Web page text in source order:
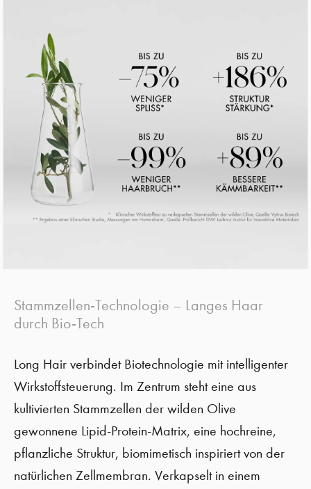
Stammzellen-Technologie – Langes Haar
durch Bio-Tech
Long Hair verbindet Biotechnologie mit intelligenter
Wirkstoffsteuerung. Im Zentrum steht eine aus
kultivierten Stammzellen der wilden Olive
gewonnene Lipid-Protein-Matrix, eine hochreine,
pflanzliche Struktur, biomimetisch inspiriert von der
natürlichen Zellmembran. Verkapselt in einem